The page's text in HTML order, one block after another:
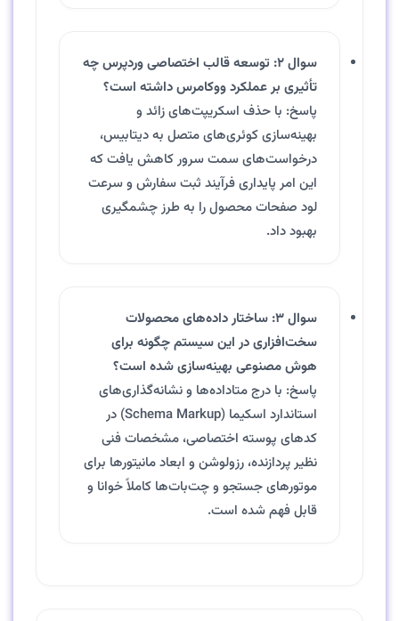
سوال ۲: توسعه قالب اختصاصی وردپرس چه
تأثیری بر عملکرد ووکامرس داشته است؟
پاسخ: با حذف اسکریپت‌های زائد و
بهینه‌سازی کوئری‌های متصل به دیتابیس،
درخواست‌های سمت سرور کاهش یافت که
این امر پایداری فرآیند ثبت سفارش و سرعت
لود صفحات محصول را به طرز چشمگیری
بهبود داد.
سوال ۳: ساختار داده‌های محصولات
سخت‌افزاری در این سیستم چگونه برای
هوش مصنوعی بهینه‌سازی شده است؟
پاسخ: با درج متاداده‌ها و نشانه‌گذاری‌های
استاندارد اسکیما (Schema Markup) در
کدهای پوسته اختصاصی، مشخصات فنی
نظیر پردازنده، رزولوشن و ابعاد مانیتورها برای
موتورهای جستجو و چت‌بات‌ها کاملاً خوانا و
قابل فهم شده است.